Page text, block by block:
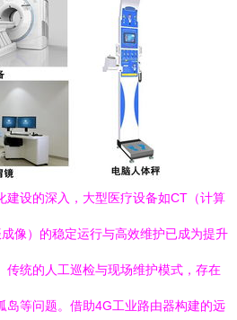
建设的深入，大型医疗设备如CT（计算
像）的稳定运行与高效维护已成为提升
传统的人工巡检与现场维护模式，存在
岛等问题。借助4G工业路由器构建的远